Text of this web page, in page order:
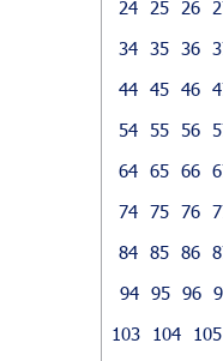
24
25 26
34 35 36
44 45 46
54 55 56
64 65 66
74 75 76
84 85 86
94 95 96
103
104 105